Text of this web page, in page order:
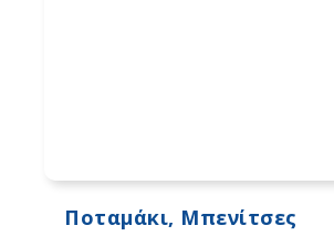
Ποταμάκι, Μπενίτσες